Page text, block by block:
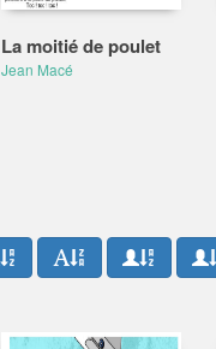
La moitié de poulet
Jean Macé